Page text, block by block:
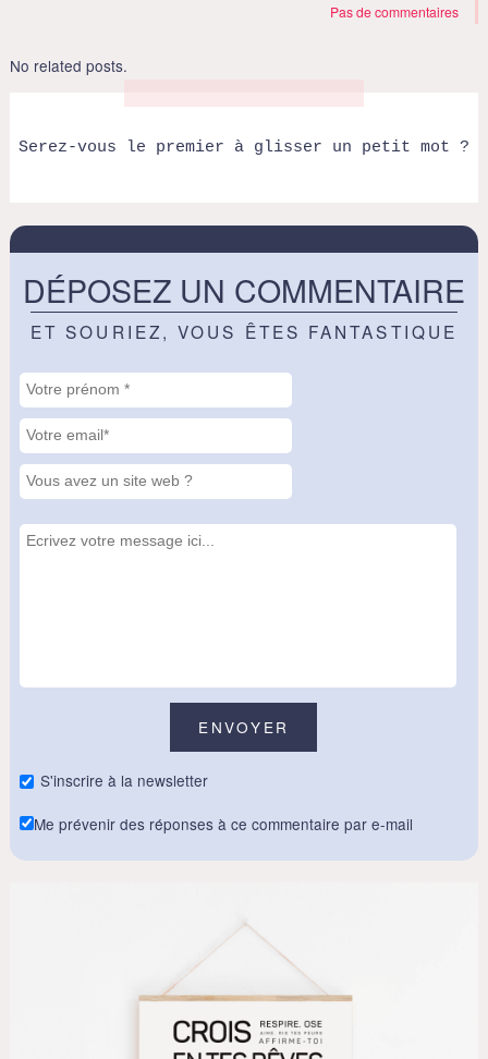
Pas de commentaires
No related posts.
Serez-vous le premier à glisser un petit mot ?
DÉPOSEZ UN COMMENTAIRE
ET SOURIEZ, VOUS ÊTES FANTASTIQUE
S'inscrire à la newsletter
Me prévenir des réponses à ce commentaire par e-mail